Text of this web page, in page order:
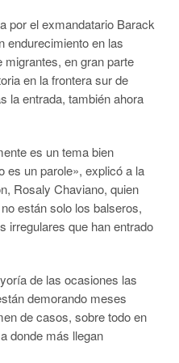
por el exmandatario Barack
endurecimiento en las
migrantes, en gran parte
en la frontera sur de
la entrada, también ahora
es un tema bien
es un parole», explicó a la
Rosaly Chaviano, quien
están solo los balseros,
irregulares que han entrado
de las ocasiones las
demorando meses
de casos, sobre todo en
donde más llegan